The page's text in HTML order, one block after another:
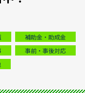
補助金・助成金
事前・事後対応